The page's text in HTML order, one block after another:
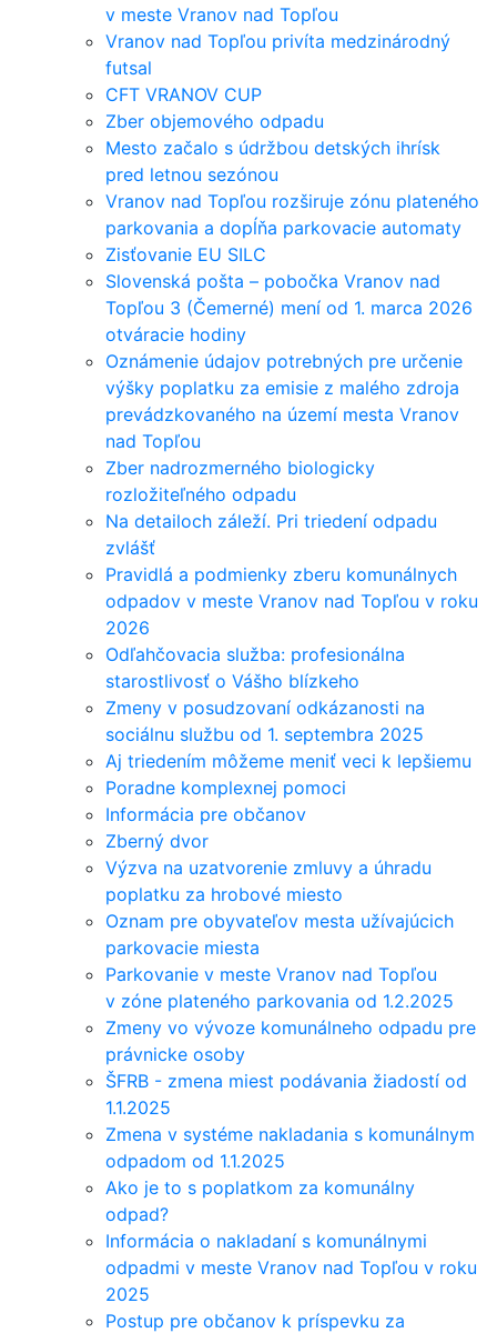
v meste Vranov nad Topľou
Vranov nad Topľou privíta medzinárodný
futsal
CFT VRANOV CUP
Zber objemového odpadu
Mesto začalo s údržbou detských ihrísk
pred letnou sezónou
Vranov nad Topľou rozširuje zónu plateného
parkovania a dopĺňa parkovacie automaty
Zisťovanie EU SILC
Slovenská pošta – pobočka Vranov nad
Topľou 3 (Čemerné) mení od 1. marca 2026
otváracie hodiny
Oznámenie údajov potrebných pre určenie
výšky poplatku za emisie z malého zdroja
prevádzkovaného na území mesta Vranov
nad Topľou
Zber nadrozmerného biologicky
rozložiteľného odpadu
Na detailoch záleží. Pri triedení odpadu
zvlášť
Pravidlá a podmienky zberu komunálnych
odpadov v meste Vranov nad Topľou v roku
2026
Odľahčovacia služba: profesionálna
starostlivosť o Vášho blízkeho
Zmeny v posudzovaní odkázanosti na
sociálnu službu od 1. septembra 2025
Aj triedením môžeme meniť veci k lepšiemu
Poradne komplexnej pomoci
Informácia pre občanov
Zberný dvor
Výzva na uzatvorenie zmluvy a úhradu
poplatku za hrobové miesto
Oznam pre obyvateľov mesta užívajúcich
parkovacie miesta
Parkovanie v meste Vranov nad Topľou
v zóne plateného parkovania od 1.2.2025
Zmeny vo vývoze komunálneho odpadu pre
právnicke osoby
ŠFRB - zmena miest podávania žiadostí od
1.1.2025
Zmena v systéme nakladania s komunálnym
odpadom od 1.1.2025
Ako je to s poplatkom za komunálny
odpad?
Informácia o nakladaní s komunálnymi
odpadmi v meste Vranov nad Topľou v roku
2025
Postup pre občanov k príspevku za